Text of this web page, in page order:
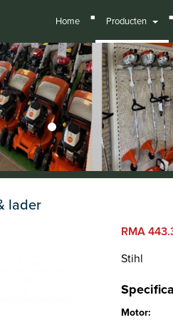
Home ■ Producten ■
lader
RMA
Stihl
Motor: